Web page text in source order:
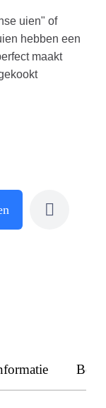
uien" of
hebben een
maakt